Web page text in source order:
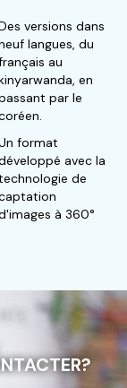
versions dans
langues, du
au
en
par le
format
avec la
de
à 360°